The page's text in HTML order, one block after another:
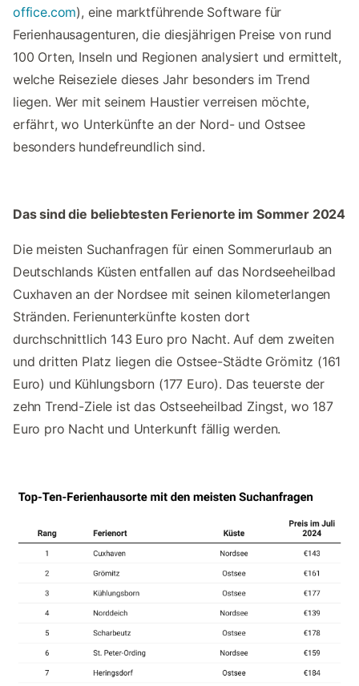
office.com), eine marktführende Software für
Ferienhausagenturen, die diesjährigen Preise von rund
100 Orten, Inseln und Regionen analysiert und ermittelt,
welche Reiseziele dieses Jahr besonders im Trend
liegen. Wer mit seinem Haustier verreisen möchte,
erfährt, wo Unterkünfte an der Nord- und Ostsee
besonders hundefreundlich sind.
Das sind die beliebtesten Ferienorte im Sommer 2024
Die meisten Suchanfragen für einen Sommerurlaub an
Deutschlands Küsten entfallen auf das Nordseeheilbad
Cuxhaven an der Nordsee mit seinen kilometerlangen
Stränden. Ferienunterkünfte kosten dort
durchschnittlich 143 Euro pro Nacht. Auf dem zweiten
und dritten Platz liegen die Ostsee-Städte Grömitz (161
Euro) und Kühlungsborn (177 Euro). Das teuerste der
zehn Trend-Ziele ist das Ostseeheilbad Zingst, wo 187
Euro pro Nacht und Unterkunft fällig werden.